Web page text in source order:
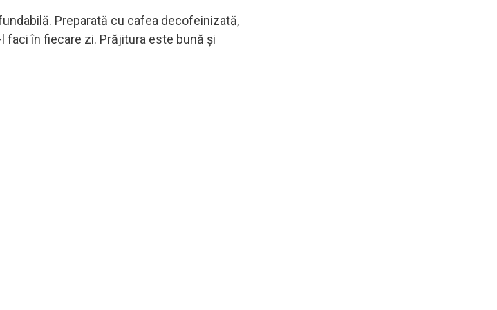
Preparată cu cafea decofeinizată,
faci în fiecare zi. Prăjitura este bună și